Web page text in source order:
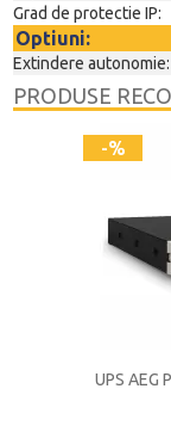
Grad de protectie IP:
Optiuni:
Extindere autonomie:
PRODUSE
-%
UPS AEG